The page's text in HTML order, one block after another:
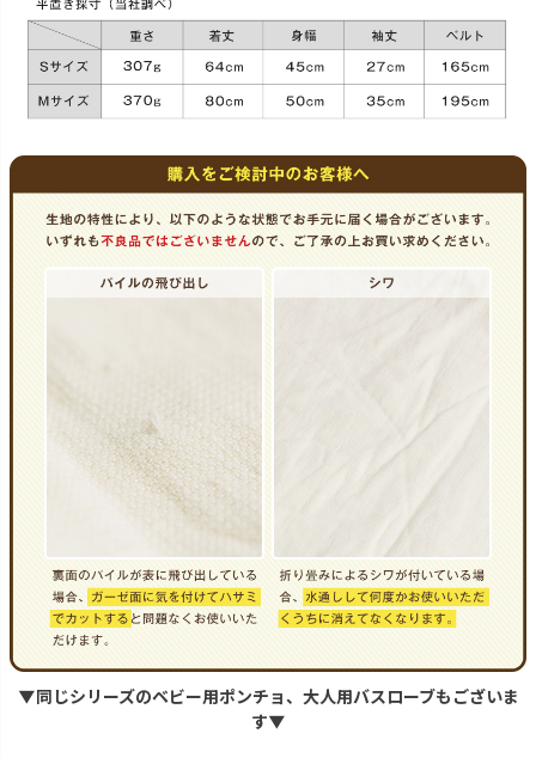
▼同じシリーズのベビー用ポンチョ、大人用バスローブもございま
す▼